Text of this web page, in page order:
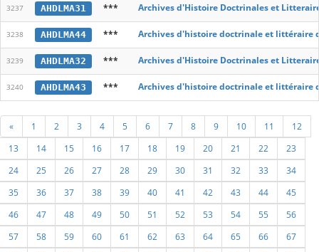
3237 AHDLMA31 *** Archives d'Histoire Doctrinales et
3238 AHDLMA44 *** Archives d'histoire doctrinale et littéraire
3239 AHDLMA32 *** Archives d'Histoire Doctrinales et
3240 AHDLMA43 *** Archives d'histoire doctrinale et littéraire
« 1 2 3 4 5 6 7 8 9 10 11
12
13
14 15 16 17 18 19 20 21 22
23
24
25 26 27 28 29 30 31 32 33
34
35
36 37 38 39 40 41 42 43 44
45
46
47 48 49 50 51 52 53 54 55
56
57
58 59 60 61 62 63 64 65 66
67